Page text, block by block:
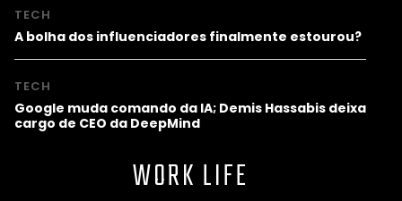
TECH
A bolha dos influenciadores finalmente estourou?
TECH
Google muda comando da IA; Demis Hassabis deixa
cargo de CEO da DeepMind
WORK LIFE